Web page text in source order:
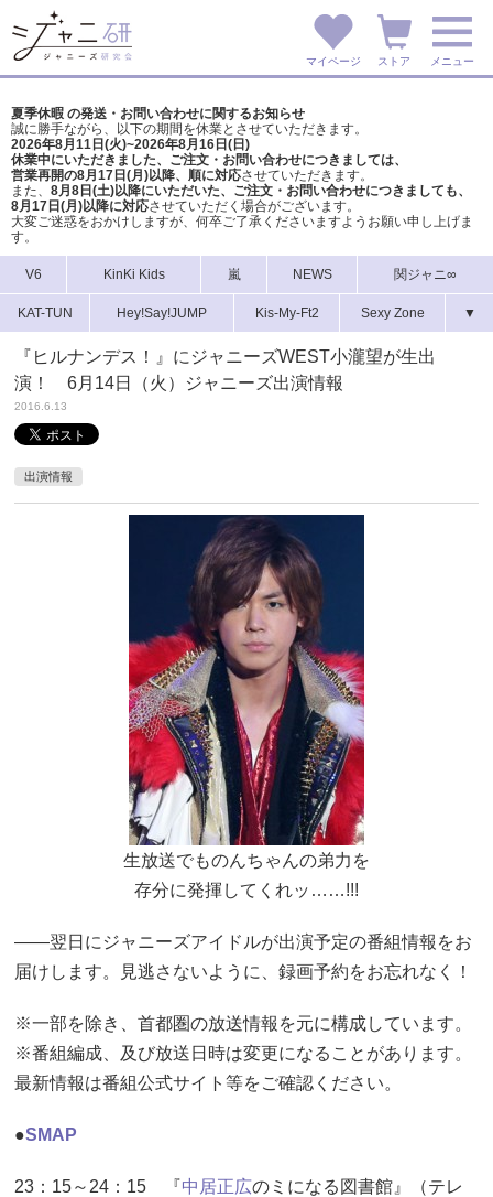
マイページ ストア メニュー
夏季休暇 の発送・お問い合わせに関するお知らせ
誠に勝手ながら、以下の期間を休業とさせていただきます。
2026年8月11日(火)~2026年8月16日(日)
休業中にいただきました、ご注文・お問い合わせにつきましては、
営業再開の8月17日(月)以降、順に対応させていただきます。
また、 8月8日(土)以降にいただいた、ご注文・ お問い合わせにつきましても、
8月17日(月)以降に対応させていただく場合がございます。
大変ご迷惑をおかけしますが、 何卒ご了承くださいますようお願い申し上げま
す。
V6 KinKi Kids 嵐 NEWS 関ジャニ∞
KAT-TUN Hey!Say!JUMP Kis-My-Ft2 Sexy Zone ▼
『ヒルナンデス！』にジャニーズWEST小瀧望が生出
演！ 6月14日（火）ジャニーズ出演情報
2016.6.13
出演情報
生放送でものんちゃんの弟力を
存分に発揮してくれッ……!!!
――翌日にジャニーズアイドルが出演予定の番組情報をお
届けします。見逃さないように、録画予約をお忘れなく！
※一部を除き、首都圏の放送情報を元に構成しています。
※番組編成、及び放送日時は変更になることがあります。
最新情報は番組公式サイト等をご確認ください。
●SMAP
23：15～24：15 『中居正広のミになる図書館』（テレ